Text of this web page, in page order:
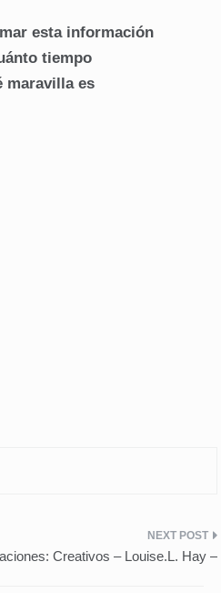
esta información
tiempo
maravilla es
Creativos – Louise.L. Hay –